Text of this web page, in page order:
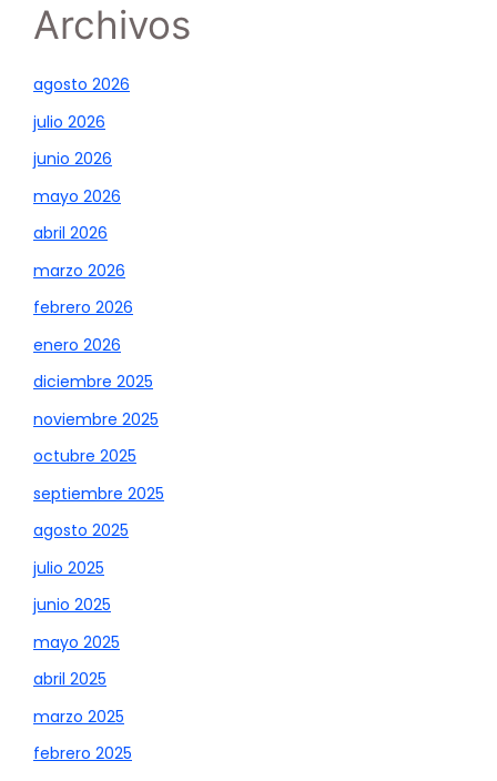
Archivos
agosto 2026
julio 2026
junio 2026
mayo 2026
abril 2026
marzo 2026
febrero 2026
enero 2026
diciembre 2025
noviembre 2025
octubre 2025
septiembre 2025
agosto 2025
julio 2025
junio 2025
mayo 2025
abril 2025
marzo 2025
febrero 2025